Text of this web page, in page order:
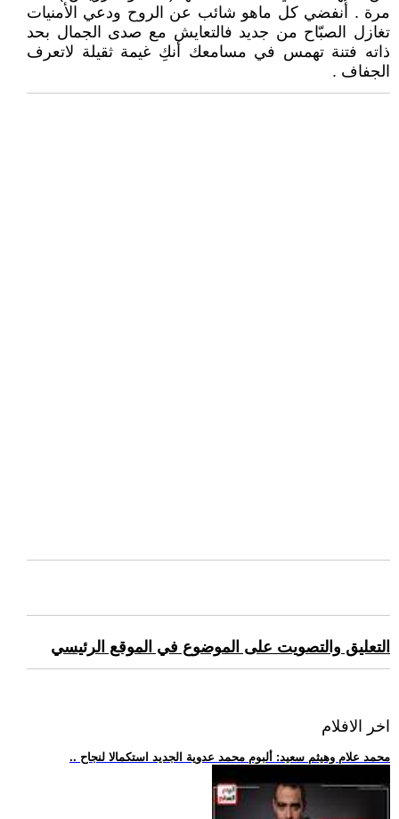
مرة . أُنفضي كل ماهو شائب عن الروح ودعي الأمنيات
تغازل الصبّاح من جديد فالتعايش مع صدى الجمال بحد
ذاته فتنة تهمس في مسامعك أنكِ غيمة ثقيلة لاتعرف
الجفاف .
التعليق والتصويت على الموضوع في الموقع الرئيسي
اخر الافلام
.. محمد علام وهيثم سعيد: ألبوم محمد عدوية الجديد استكمالا لنجاح